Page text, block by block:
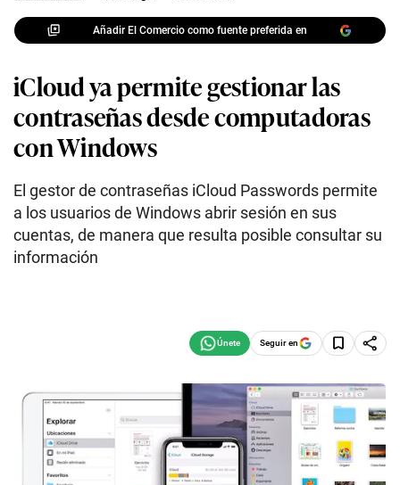
Añadir El Comercio como fuente preferida en
iCloud ya permite gestionar las
contraseñas desde computadoras
con Windows
El gestor de contraseñas iCloud Passwords permite
a los usuarios de Windows abrir sesión en sus
cuentas, de manera que resulta posible consultar su
información
Seguir en